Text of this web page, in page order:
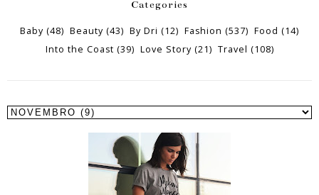
Categories
Baby (48) Beauty (43) By Dri (12) Fashion (537) Food (14)
Into the Coast (39) Love Story (21) Travel (108)